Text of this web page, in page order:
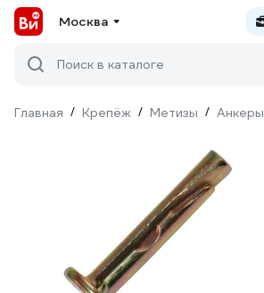
Москва
Поиск в каталоге
Главная / Крепёж / Метизы / Анкеры